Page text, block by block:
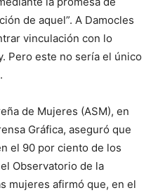
de aquel”. A Damocles
vinculación con lo
Pero este no sería el único
de Mujeres (ASM), en
Gráfica, aseguró que
el 90 por ciento de los
Observatorio de la
mujeres afirmó que, en el